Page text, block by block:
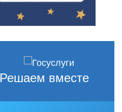
Решаем вместе